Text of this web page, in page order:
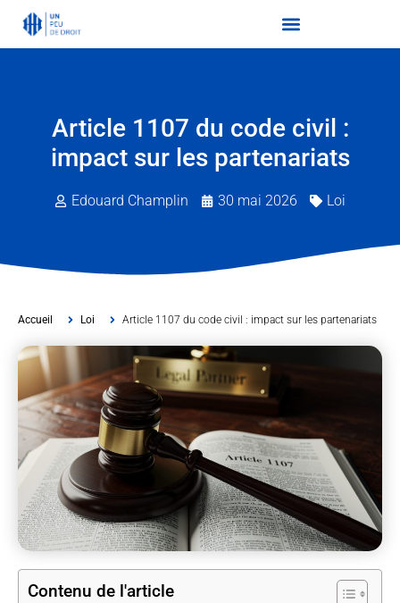
Article 1107 du code civil :
impact sur les partenariats
Edouard Champlin 30 mai 2026 Loi
Accueil Loi Article 1107 du code civil : impact sur les partenariats
Contenu de l'article